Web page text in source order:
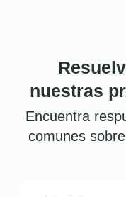
nuestras
Encuentra
comunes